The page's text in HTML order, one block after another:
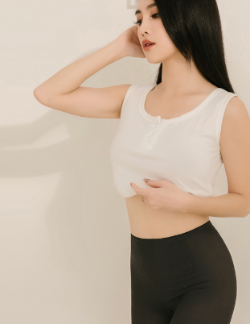
５．嚴禁一人註冊多個帳號或使用他人資訊註冊。若
恩沛科技股份有限公司將有權停止該用戶之使用額度
宅配/離島不配送
每筆NT$80，滿NT$890(含以上)免運費
黑貓貨到付款